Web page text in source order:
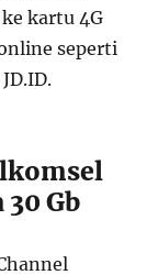
kartu 4G
seperti
Gb